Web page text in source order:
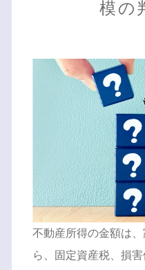
模の
不動産所得の金額は
ら、固定資産税、損